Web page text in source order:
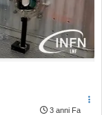
3 anni Fa